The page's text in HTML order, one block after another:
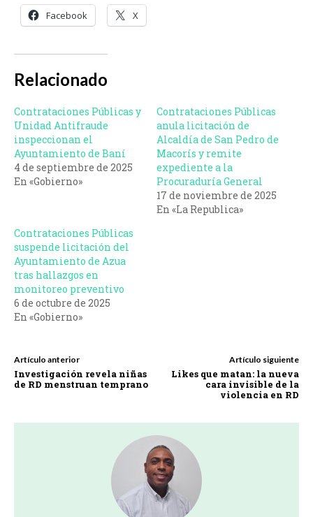
Facebook X
Relacionado
Contrataciones Públicas y
Unidad Antifraude
inspeccionan el
Ayuntamiento de Baní
4 de septiembre de 2025
En «Gobierno»
Contrataciones Públicas
anula licitación de
Alcaldía de San Pedro de
Macorís y remite
expediente a la
Procuraduría General
17 de noviembre de 2025
En «La Republica»
Contrataciones Públicas
suspende licitación del
Ayuntamiento de Azua
tras hallazgos en
monitoreo preventivo
6 de octubre de 2025
En «Gobierno»
Artículo anterior
Investigación revela niñas
de RD menstruan temprano
Artículo siguiente
Likes que matan: la nueva
cara invisible de la
violencia en RD